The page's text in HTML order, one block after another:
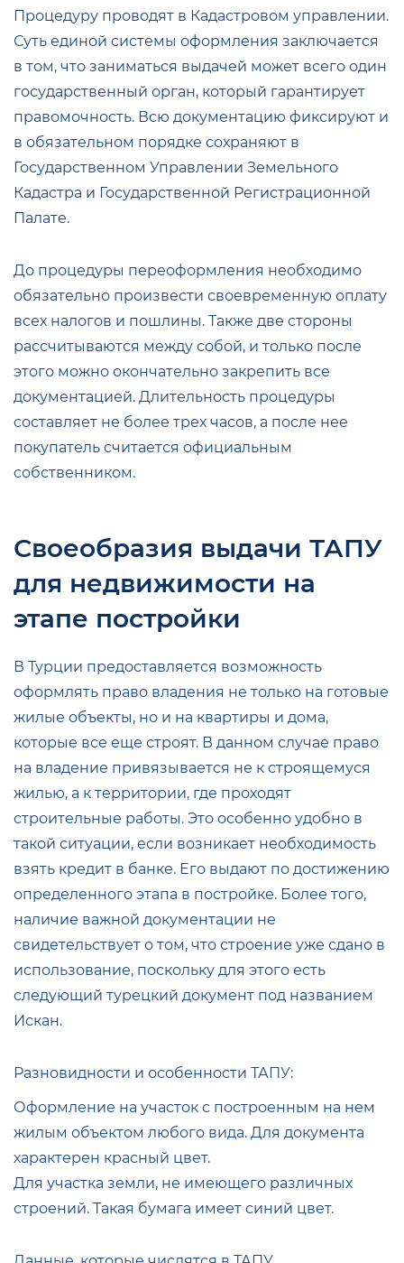
Процедуру проводят в Кадастровом управлении.
Суть единой системы оформления заключается
в том, что заниматься выдачей может всего один
государственный орган, который гарантирует
правомочность. Всю документацию фиксируют и
в обязательном порядке сохраняют в
Государственном Управлении Земельного
Кадастра и Государственной Регистрационной
Палате.
До процедуры переоформления необходимо
обязательно произвести своевременную оплату
всех налогов и пошлины. Также две стороны
рассчитываются между собой, и только после
этого можно окончательно закрепить все
документацией. Длительность процедуры
составляет не более трех часов, а после нее
покупатель считается официальным
собственником.
Своеобразия выдачи ТАПУ
для недвижимости на
этапе постройки
В Турции предоставляется возможность
оформлять право владения не только на готовые
жилые объекты, но и на квартиры и дома,
которые все еще строят. В данном случае право
на владение привязывается не к строящемуся
жилью, а к территории, где проходят
строительные работы. Это особенно удобно в
такой ситуации, если возникает необходимость
взять кредит в банке. Его выдают по достижению
определенного этапа в постройке. Более того,
наличие важной документации не
свидетельствует о том, что строение уже сдано в
использование, поскольку для этого есть
следующий турецкий документ под названием
Искан.
Разновидности и особенности ТАПУ:
Оформление на участок с построенным на нем
жилым объектом любого вида. Для документа
характерен красный цвет.
Для участка земли, не имеющего различных
строений. Такая бумага имеет синий цвет.